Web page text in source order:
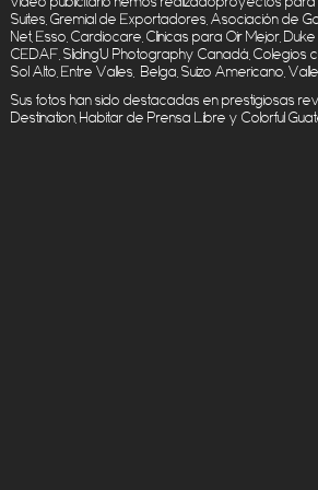
Suites, Gremial de Exportadores Asociación de
Net, Esso Cardiocare Clínicas para Oir Mejor Duke
CEDAF, Sliding’U Photography Canadá Colegios
Sol Alto, Entre Valles Belga Suizo Americano,
Sus fotos han sido destacadas en prestigiosas
Destination, Habitar de Prensa Libre y Colorful